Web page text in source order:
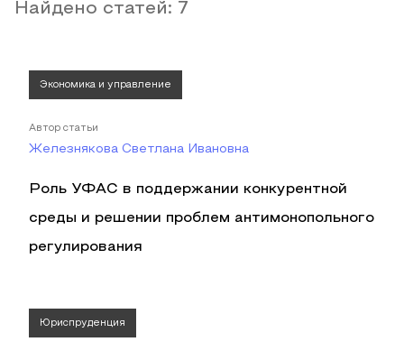
Найдено статей: 7
Экономика и управление
Автор статьи
Железнякова Светлана Ивановна
Роль УФАС в поддержании конкурентной
среды и решении проблем антимонопольного
регулирования
Юриспруденция